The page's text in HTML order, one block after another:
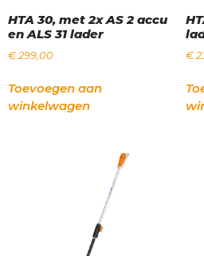
HTA 30, met 2x AS 2 accu
en ALS 31 lader
€299,00
Toevoegen aan
winkelwagen
€